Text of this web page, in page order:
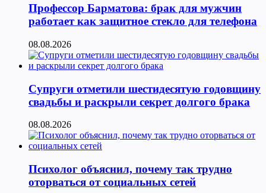
Профессор Барматова: брак для мужчин
работает как защитное стекло для телефона
08.08.2026
Супруги отметили шестидесятую годовщину
свадьбы и раскрыли секрет долгого брака
08.08.2026
Психолог объяснил, почему так трудно
оторваться от социальных сетей